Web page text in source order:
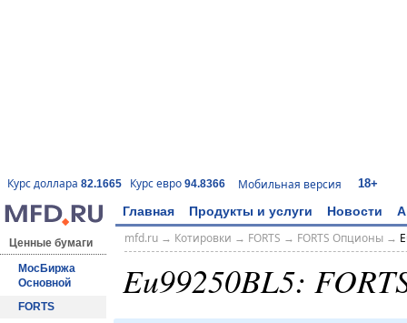
Курс доллара 82.1665 Курс евро 94.8366 Мобильная версия 18+
Главная Продукты и услуги Новости
Ценные бумаги
МосБиржа
Основной
FORTS
mfd.ru→ Котировки → FORTS → FORTS Опционы→
Eu99250BL5: